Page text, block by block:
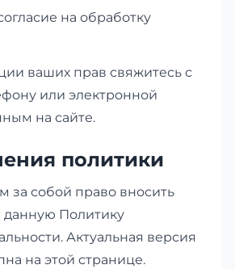
на обработку
ваших прав свяжитесь с
или электронной
на сайте.
политики
за собой право вносить
Политику
Актуальная версия
на этой странице.